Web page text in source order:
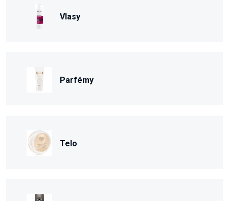
Vlasy
Parfémy
Telo